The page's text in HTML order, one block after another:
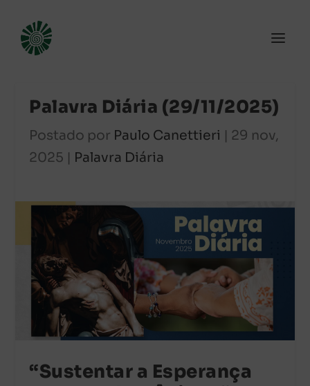
Palavra Diária (29/11/2025)
Postado por Paulo Canettieri | 29 nov,
2025 | Palavra Diária
“Sustentar a Esperança